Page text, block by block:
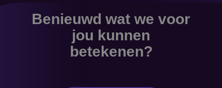
Benieuwd wat we voor
jou kunnen
betekenen?